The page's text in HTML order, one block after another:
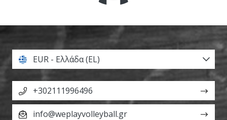
EUR - Ελλάδα (EL)
+302111996496
info@weplayvolleyball.gr